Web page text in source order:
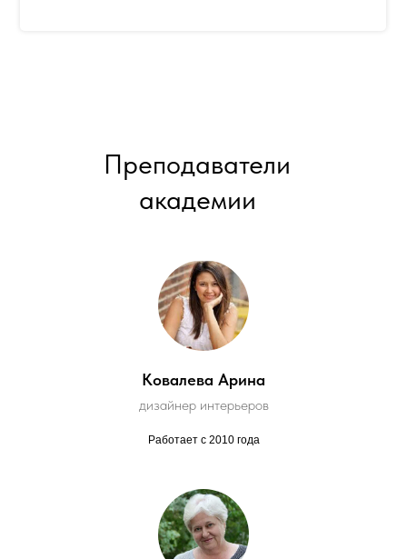
Преподаватели
академии
Ковалева Арина
дизайнер интерьеров
Работает с 2010 года